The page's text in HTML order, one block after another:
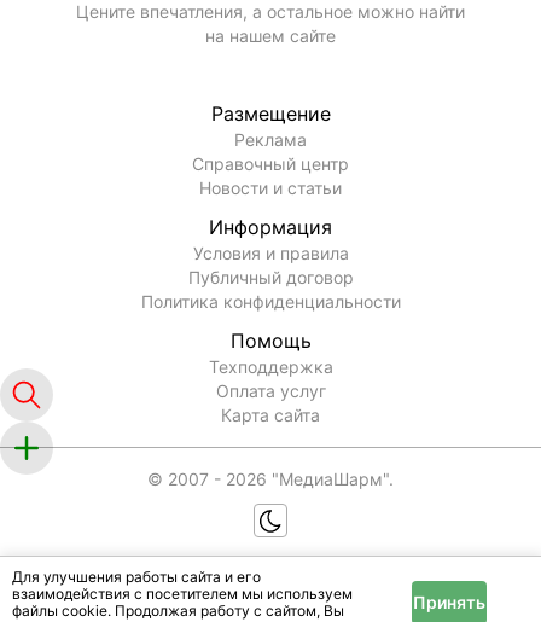
Для улучшения работы сайта и его
взаимодействия с посетителем мы используем
файлы cookie. Продолжая работу с сайтом, Вы
Принять
Цените впечатления, а остальное можно найти
на нашем сайте
Размещение
Реклама
Справочный центр
Новости и статьи
Информация
Условия и правила
Публичный договор
Политика конфиденциальности
Помощь
Техподдержка
Оплата услуг
Карта сайта
© 2007 - 2026 "МедиаШарм".